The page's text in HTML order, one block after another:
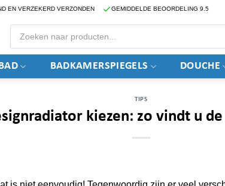
EN VERZEKERD VERZONDEN GEMIDDELDE BEOORDELING 9.5
Producten
zoeken
BADKAMERSPIEGELS DOUCHE
TIPS
kiezen: zo vindt u